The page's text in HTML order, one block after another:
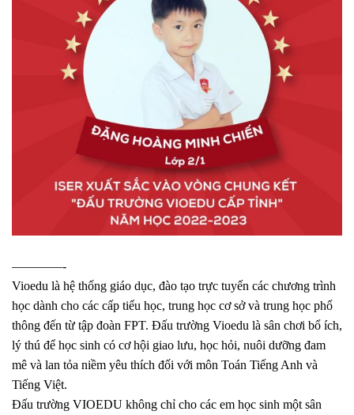
————-
Vioedu là hệ thống giáo dục, đào tạo trực tuyến các chương trình
học dành cho các cấp tiểu học, trung học cơ sở và trung học phổ
thông đến từ tập đoàn FPT. Đấu trường Vioedu là sân chơi bổ ích,
lý thú để học sinh có cơ hội giao lưu, học hỏi, nuôi dưỡng đam
mê và lan tỏa niềm yêu thích đối với môn Toán Tiếng Anh và
Tiếng Việt.
Đấu trường VIOEDU không chỉ cho các em học sinh một sân